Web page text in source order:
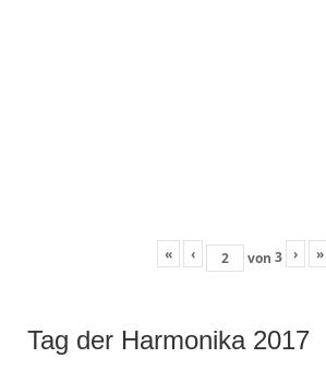
« ‹ von 3 › »
Tag der Harmonika 2017